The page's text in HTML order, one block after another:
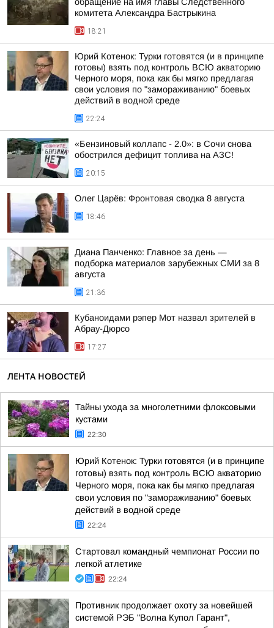
комитета Александра Бастрыкина
18:21
Юрий Котенок: Турки готовятся (и в принципе
готовы) взять под контроль ВСЮ акваторию
Черного моря, пока как бы мягко предлагая
свои условия по "замораживанию" боевых
действий в водной среде
22:24
«Бензиновый коллапс - 2.0»: в Сочи снова
обострился дефицит топлива на АЗС!
20:15
Олег Царёв: Фронтовая сводка 8 августа
18:46
Диана Панченко: Главное за день —
подборка материалов зарубежных СМИ за 8
августа
21:36
Кубаноидами рэпер Мот назвал зрителей в
Абрау-Дюрсо
17:27
ЛЕНТА НОВОСТЕЙ
Тайны ухода за многолетними флоксовыми
кустами
22:30
Юрий Котенок: Турки готовятся (и в принципе
готовы) взять под контроль ВСЮ акваторию
Черного моря, пока как бы мягко предлагая
свои условия по "замораживанию" боевых
действий в водной среде
22:24
Стартовал командный чемпионат России по
легкой атлетике
22:24
Противник продолжает охоту за новейшей
системой РЭБ "Волна Купол Гарант",